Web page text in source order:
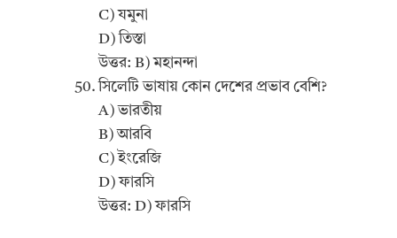
C) যমুনা
D) তিস্তা
উত্তর: B) মহানন্দা
সিলেটি ভাষায় কোন দেশের প্রভাব বেশি?
A) ভারতীয়
B) আরবি
C) ইংরেজি
D) ফারসি
উত্তর: D) ফারসি